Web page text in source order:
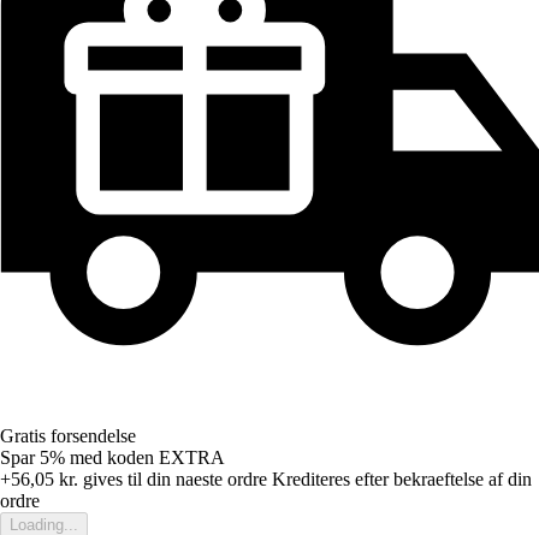
Gratis forsendelse
Spar 5% med koden EXTRA
+56,05 kr. gives til din naeste ordre Krediteres efter bekraeftelse af din
ordre
Loading...